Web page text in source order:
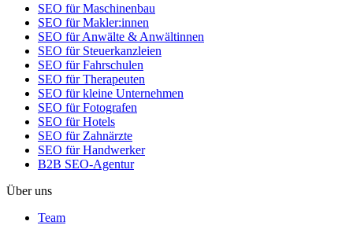
SEO für Maschinenbau
SEO für Makler:innen
SEO für Anwälte & Anwältinnen
SEO für Steuerkanzleien
SEO für Fahrschulen
SEO für Therapeuten
SEO für kleine Unternehmen
SEO für Fotografen
SEO für Hotels
SEO für Zahnärzte
SEO für Handwerker
B2B SEO-Agentur
Über uns
Team